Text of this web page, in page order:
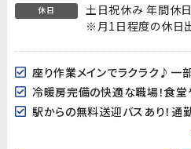
休日
土日祝休み 年間休
※月1日程度の休日
駅からの無料送迎バスあり！通